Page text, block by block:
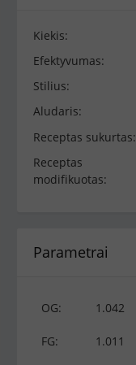
Kiekis:
Efektyvumas:
Stilius:
Aludaris:
Receptas sukurtas:
Receptas
modifikuotas:
Parametrai
OG: 1.042
FG: 1.011